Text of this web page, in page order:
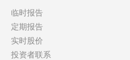
临时报告
定期报告
实时股价
投资者联系